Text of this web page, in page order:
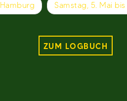
Samstag, 5. Mai
ZUM LOGBUCH